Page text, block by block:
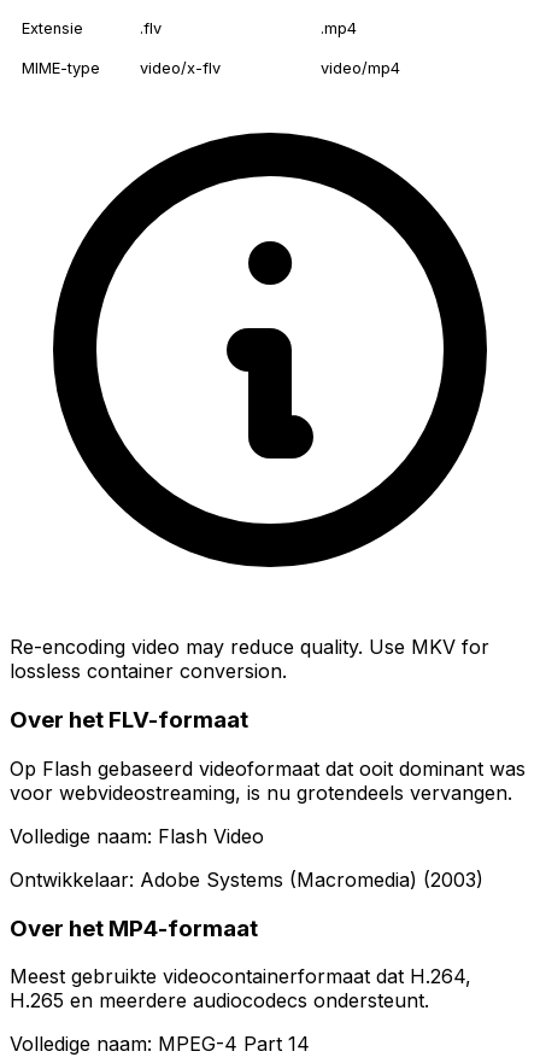
Extensie .flv .mp4
MIME-type video/x-flv video/mp4
Re-encoding video may reduce quality. Use MKV for
lossless container conversion.
Over het FLV-formaat
Op Flash gebaseerd videoformaat dat ooit dominant was
voor webvideostreaming, is nu grotendeels vervangen.
Volledige naam: Flash Video
Ontwikkelaar: Adobe Systems (Macromedia) (2003)
Over het MP4-formaat
Meest gebruikte videocontainerformaat dat H.264,
H.265 en meerdere audiocodecs ondersteunt.
Volledige naam: MPEG-4 Part 14